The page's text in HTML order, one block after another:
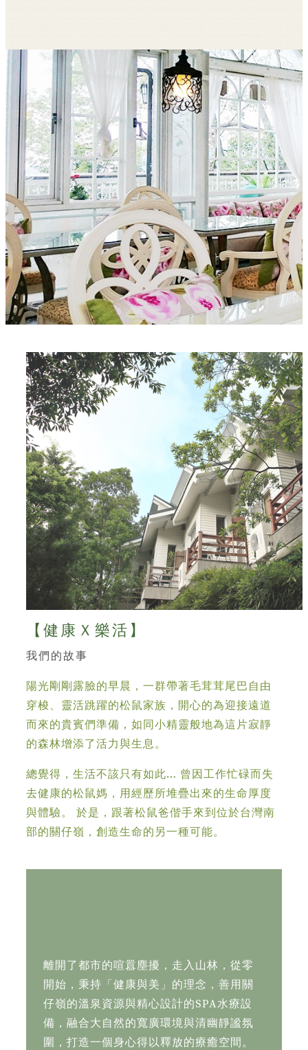
【健康Ｘ樂活】
我們的故事
陽光剛剛露臉的早晨，一群帶著毛茸茸尾巴自由
穿梭、靈活跳躍的松鼠家族，開心的為迎接遠道
而來的貴賓們準備，如同小精靈般地為這片寂靜
的森林增添了活力與生息。
總覺得，生活不該只有如此… 曾因工作忙碌而失
去健康的松鼠媽，用經歷所堆疊出來的生命厚度
與體驗。 於是，跟著松鼠爸偕手來到位於台灣南
部的關仔嶺，創造生命的另一種可能。
離開了都市的喧囂塵擾，走入山林，從零
開始，秉持「健康與美」的理念，善用關
仔嶺的溫泉資源與精心設計的SPA水療設
備，融合大自然的寬廣環境與清幽靜謐氛
圍，打造一個身心得以釋放的療癒空間。